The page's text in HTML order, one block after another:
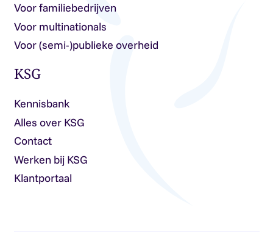
Voor familiebedrijven
Voor multinationals
Voor (semi-)publieke overheid
KSG
Kennisbank
Alles over KSG
Contact
Werken bij KSG
Klantportaal